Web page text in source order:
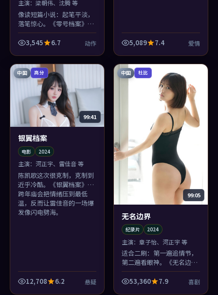
主演： 梁朝伟、沈腾 等
像读短篇小说：起笔平淡，
落笔惊心。《零号档案》的
综艺结构不炫技，但梁朝伟
最后一句台词会把人钉在座
3,545 6.7 动作 5,089 7.4 爱情
中国 高分
99:41
银翼档案
电影 2024
主演： 河正宇、雷佳音 等
陈凯歌这次很克制，克制到
近乎冷酷。《银翼档案》在
跨年庙会把情绪压到最低
温，反而让雷佳音的一场爆
发像闪电劈海。
12,708 6.2 悬疑
中国 杜比
99:05
无名边界
纪录片 2024
主演：章子怡、河正宇 等
适合二刷：第一遍追情节，
第二遍看眼神。《无名边
界》把正义感藏在章子怡的
眼角里，郭帆坏心眼地不给
53,360 7.9 喜剧